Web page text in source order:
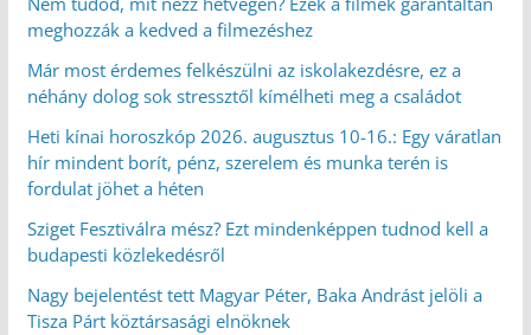
meghozzák a kedved a filmezéshez
Már most érdemes felkészülni az iskolakezdésre, ez a
néhány dolog sok stressztől kímélheti meg a családot
Heti kínai horoszkóp 2026. augusztus 10-16.: Egy váratlan
hír mindent borít, pénz, szerelem és munka terén is
fordulat jöhet a héten
Sziget Fesztiválra mész? Ezt mindenképpen tudnod kell a
budapesti közlekedésről
Nagy bejelentést tett Magyar Péter, Baka Andrást jelöli a
Tisza Párt köztársasági elnöknek